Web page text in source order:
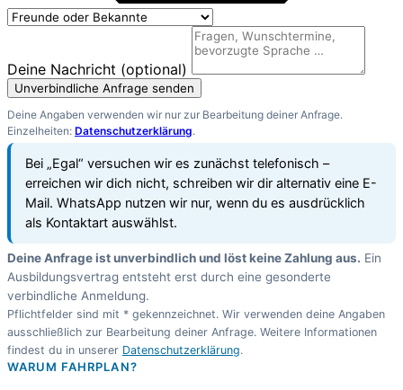
Deine Nachricht (optional)
Unverbindliche Anfrage senden
Deine Angaben verwenden wir nur zur Bearbeitung deiner Anfrage.
Einzelheiten: Datenschutzerklärung.
Bei „Egal“ versuchen wir es zunächst telefonisch –
erreichen wir dich nicht, schreiben wir dir alternativ eine E-
Mail. WhatsApp nutzen wir nur, wenn du es ausdrücklich
als Kontaktart auswählst.
Deine Anfrage ist unverbindlich und löst keine Zahlung aus. Ein
Ausbildungsvertrag entsteht erst durch eine gesonderte
verbindliche Anmeldung.
Pflichtfelder sind mit * gekennzeichnet. Wir verwenden deine Angaben
ausschließlich zur Bearbeitung deiner Anfrage. Weitere Informationen
findest du in unserer Datenschutzerklärung.
WARUM FAHRPLAN?